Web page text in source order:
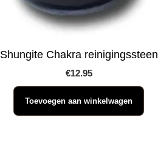
Shungite Chakra reinigingssteen
€12.95
Toevoegen aan winkelwagen